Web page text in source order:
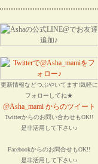
更新情報などつぶやいてます!気軽に
フォローしてね★
@Asha_mami からのツイート
Twitterからのお問い合わせもOK!!
是非活用して下さい♪
Facebookからのお問合せもOK!!
是非活用して下さい♪